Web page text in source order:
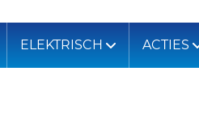
ELEKTRISCH ACTIES